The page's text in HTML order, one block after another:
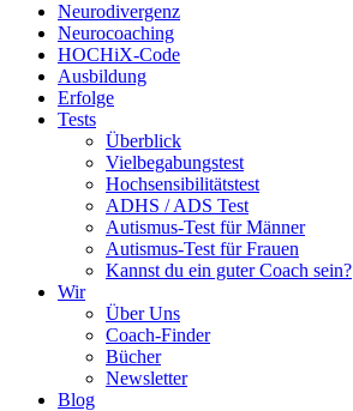
Neurodivergenz
Neurocoaching
HOCHiX-Code
Ausbildung
Erfolge
Tests
Überblick
Vielbegabungstest
Hochsensibilitätstest
ADHS / ADS Test
Autismus-Test für Männer
Autismus-Test für Frauen
Kannst du ein guter Coach sein?
Wir
Über Uns
Coach-Finder
Bücher
Newsletter
Blog